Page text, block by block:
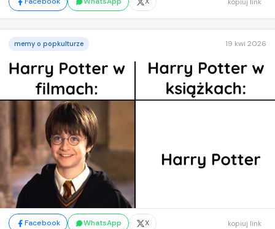
memy o popkulturze 19 kwi 2026
Facebook WhatsApp X kopiuj link